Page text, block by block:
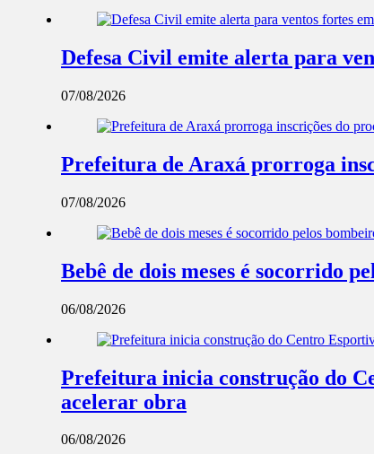
Defesa Civil emite alerta para
07/08/2026
Prefeitura de Araxá prorroga
07/08/2026
Bebê de dois meses é socorrido
06/08/2026
Prefeitura inicia construção do
acelerar obra
06/08/2026